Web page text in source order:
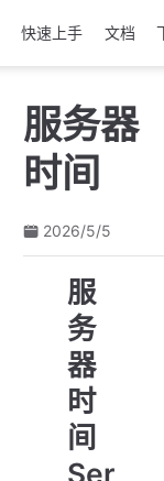
快速上手 文档
服务器
时间
2026/5/5
服
务
器
时
间
Ser